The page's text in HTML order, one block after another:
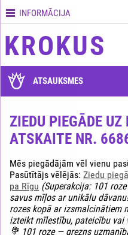
Kontakti
Piegādes
GARANTIJAS
apmaksāt?
Kā
pasūtījumu?
INFORMĀCIJA
KROKUS
ATSAUKSMES
ZIEDU PIEGĀDE
ATSKAITE NR.
Mēs piegādājām vēl vienu
Pasūtītājs vēlējās: Ziedu
pa Rīgu (Superakcija: 101
savus mīļos ar unikālu
rozes kopā ar izsmalcinātiem
izteikt mīlestību, pateicību vai
💐 101 roze — grezns